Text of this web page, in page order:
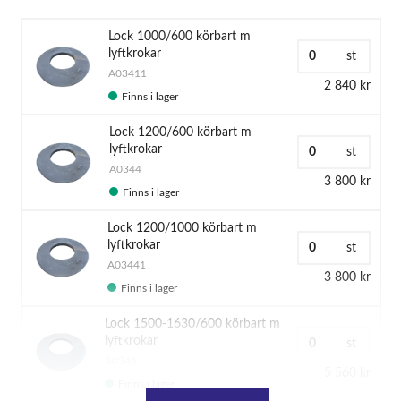
Lock 1000/600 körbart m
lyftkrokar
A03411
Finns i lager
2 840 kr
st
Lock 1200/600 körbart m
lyftkrokar
A0344
Finns i lager
3 800 kr
st
Lock 1200/1000 körbart m
lyftkrokar
A03441
Finns i lager
3 800 kr
st
Lock 1500-1630/600 körbart m
lyftkrokar
st